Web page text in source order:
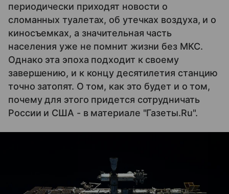
периодически приходят новости о
сломанных туалетах, об утечках воздуха, и о
киносъемках, а значительная часть
населения уже не помнит жизни без МКС.
Однако эта эпоха подходит к своему
завершению, и к концу десятилетия станцию
точно затопят. О том, как это будет и о том,
почему для этого придется сотрудничать
России и США - в материале "Газеты.Ru".